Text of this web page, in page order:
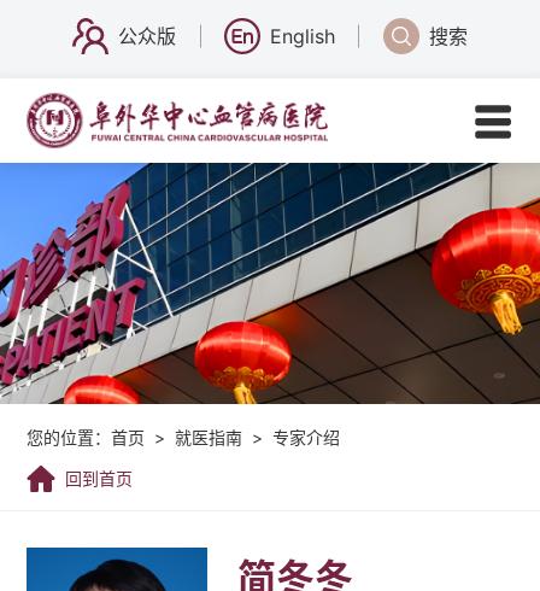
公众版 English 搜索
您的位置：首页 > 就医指南 > 专家介绍
回到首页
简冬冬